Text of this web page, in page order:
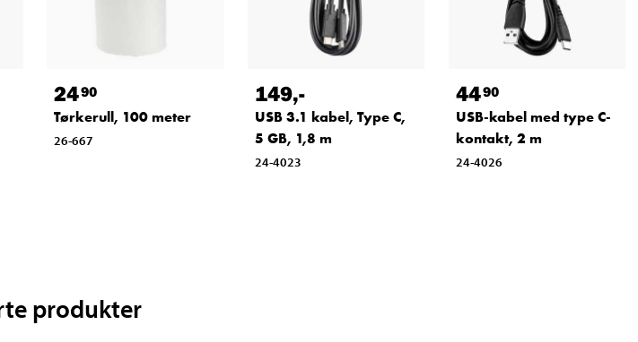
2490
Tørkerull, 100 meter
26-667
149,-
USB 3.1 kabel, Type C,
5 GB, 1,8 m
24-4023
4490
USB-kabel med type C-
kontakt, 2 m
24-4026
produkter